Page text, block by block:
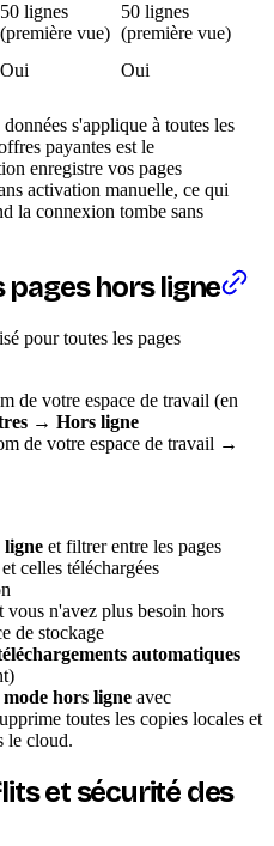
50 lignes
(première vue)
50 lignes
(première vue)
Oui Oui
s'applique à toutes les
payantes est le
enregistre vos pages
activation manuelle, ce qui
la connexion tombe sans
hors ligne
pour toutes les pages
de votre espace de travail (en
→ Hors ligne
de votre espace de travail →
ligne et filtrer entre les pages
celles téléchargées
vous n'avez plus besoin hors
de stockage
automatiques
hors ligne avec
toutes les copies locales et
le cloud.
et sécurité des